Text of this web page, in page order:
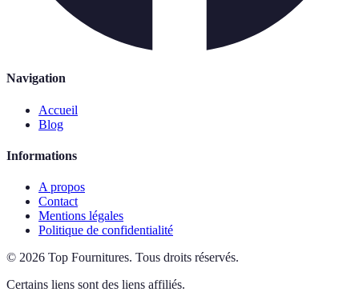
Navigation
Accueil
Blog
Informations
A propos
Contact
Mentions légales
Politique de confidentialité
© 2026 Top Fournitures. Tous droits réservés.
Certains liens sont des liens affiliés.